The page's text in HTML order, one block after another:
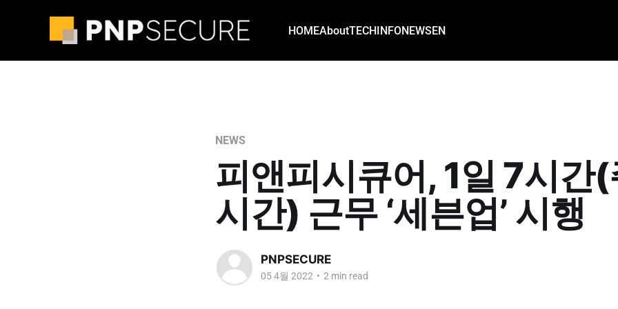
HOMEAboutTECHINFONEWSEN
NEWS
피앤피시큐어, 1일 7시간
시간) 근무 ‘세븐업’ 시행
PNPSECURE
05 4월 2022 • 2 min read